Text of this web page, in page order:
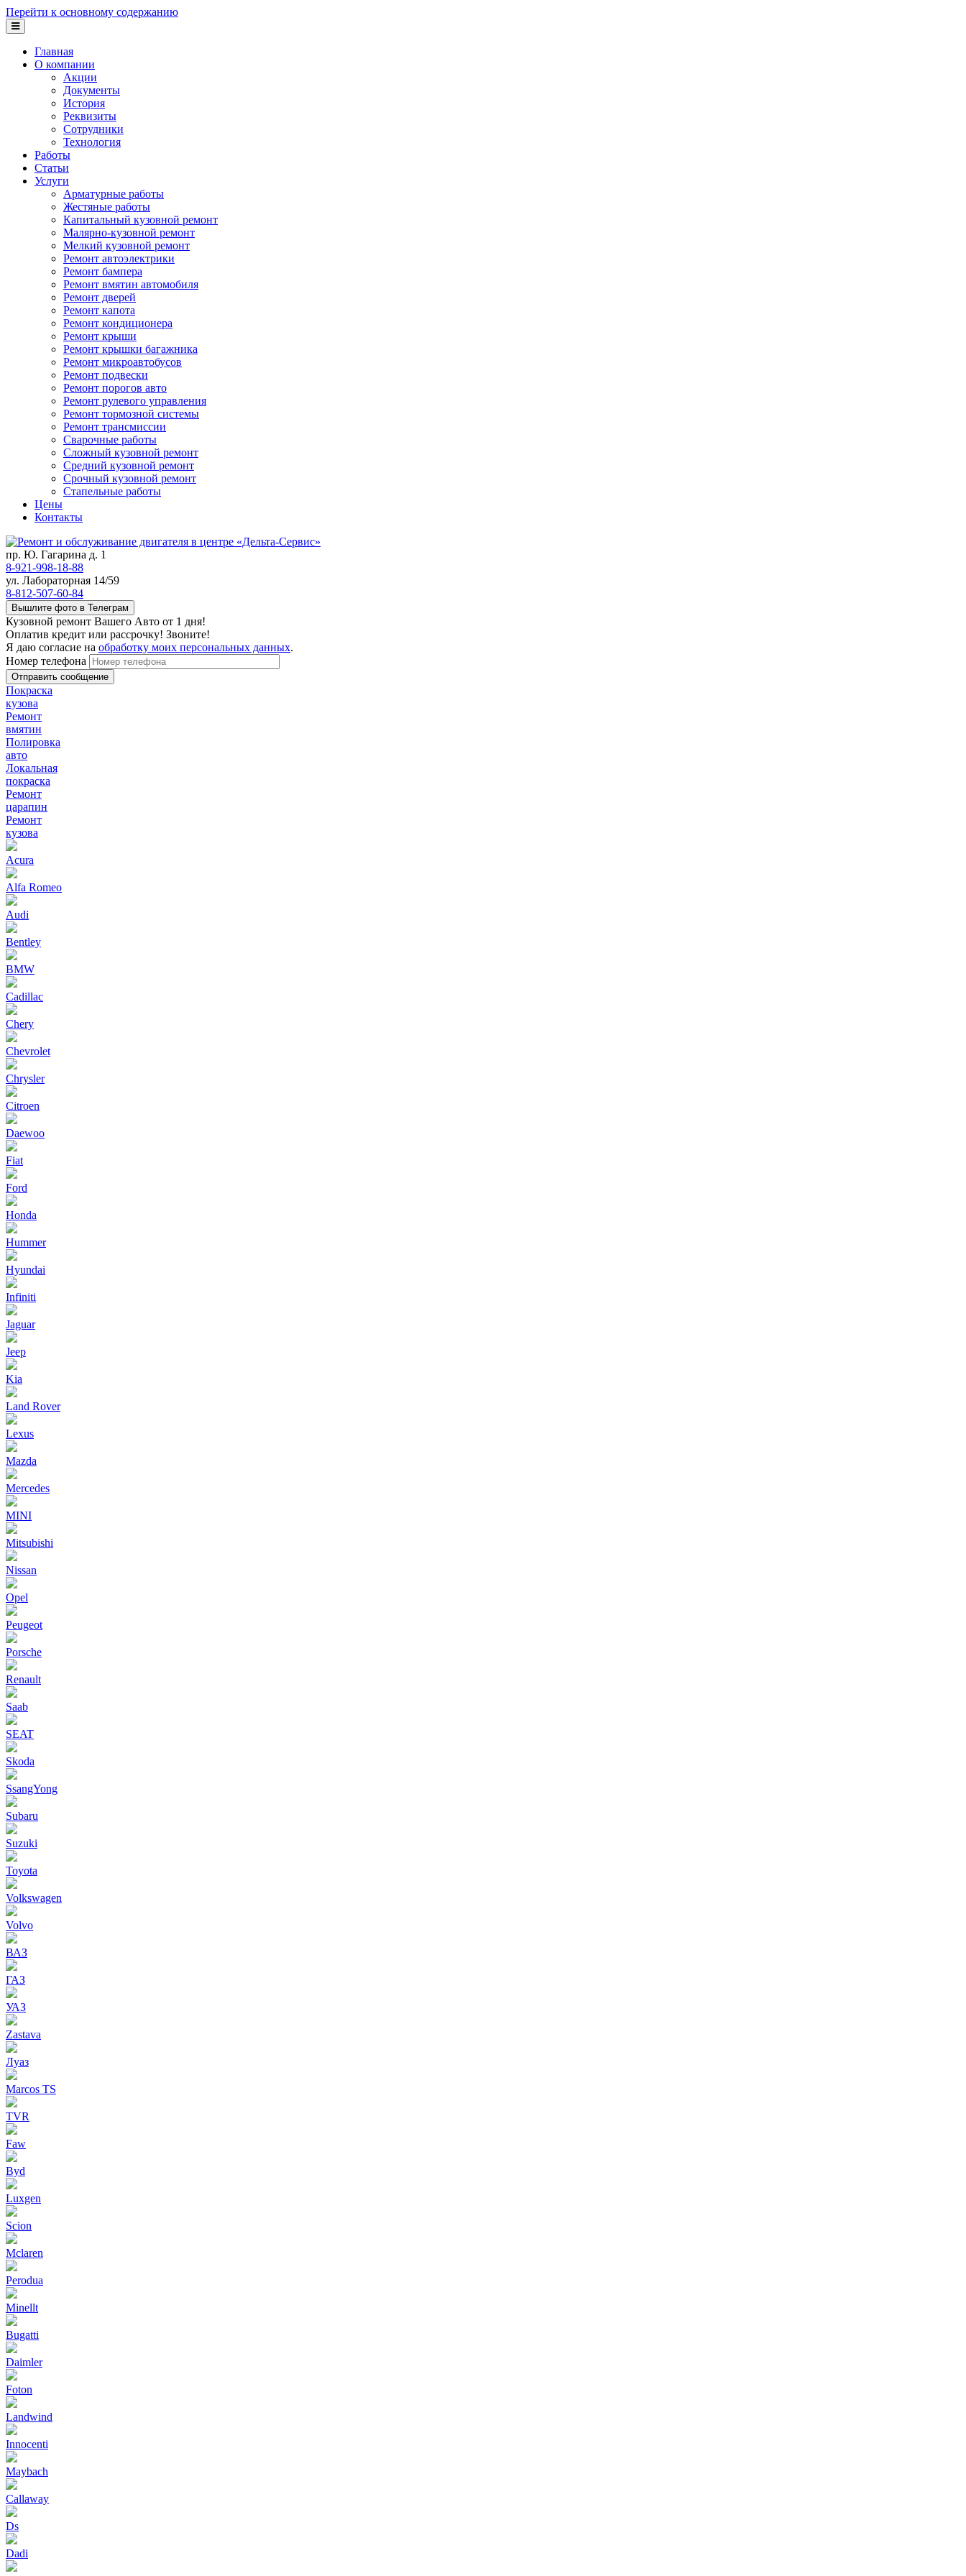
Перейти к основному содержанию
Главная
О компании
Акции
Документы
История
Реквизиты
Сотрудники
Технология
Работы
Статьи
Услуги
Арматурные работы
Жестяные работы
Капитальный кузовной ремонт
Малярно-кузовной ремонт
Мелкий кузовной ремонт
Ремонт автоэлектрики
Ремонт бампера
Ремонт вмятин автомобиля
Ремонт дверей
Ремонт капота
Ремонт кондиционера
Ремонт крыши
Ремонт крышки багажника
Ремонт микроавтобусов
Ремонт подвески
Ремонт порогов авто
Ремонт рулевого управления
Ремонт тормозной системы
Ремонт трансмиссии
Сварочные работы
Сложный кузовной ремонт
Средний кузовной ремонт
Срочный кузовной ремонт
Стапельные работы
Цены
Контакты
пр. Ю. Гагарина д. 1
8-921-998-18-88
ул. Лабораторная 14/59
8-812-507-60-84
Вышлите фото в Телеграм
Кузовной ремонт Вашего Авто от 1 дня!
Оплатив кредит или рассрочку! Звоните!
Я даю согласие на обработку моих персональных данных.
Номер телефона
Покраска
кузова
Ремонт
вмятин
Полировка
авто
Локальная
покраска
Ремонт
царапин
Ремонт
кузова
Acura
Alfa Romeo
Audi
Bentley
BMW
Cadillac
Chery
Chevrolet
Chrysler
Citroen
Daewoo
Fiat
Ford
Honda
Hummer
Hyundai
Infiniti
Jaguar
Jeep
Kia
Land Rover
Lexus
Mazda
Mercedes
MINI
Mitsubishi
Nissan
Opel
Peugeot
Porsche
Renault
Saab
SEAT
Skoda
SsangYong
Subaru
Suzuki
Toyota
Volkswagen
Volvo
ВАЗ
ГАЗ
УАЗ
Zastava
Луаз
Marcos TS
TVR
Faw
Byd
Luxgen
Scion
Mclaren
Perodua
Minellt
Bugatti
Daimler
Foton
Landwind
Innocenti
Maybach
Callaway
Ds
Dadi